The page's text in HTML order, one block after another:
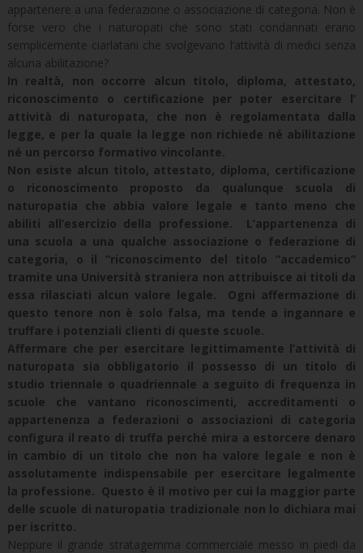
appartenere a una federazione o associazione di categoria. Non è
forse vero che i naturopati che sono stati condannati erano
semplicemente ciarlatani che svolgevano l’attività di medici senza
alcuna abilitazione?
In realtà, non occorre alcun titolo, diploma, attestato,
riconoscimento o certificazione per poter esercitare l’
attività di naturopata, che non è regolamentata dalla
legge, e per la quale la legge non richiede né abilitazione
né un percorso formativo vincolante.
Non esiste alcun titolo, attestato, diploma, certificazione
o riconoscimento proposto da qualunque scuola di
naturopatia che abbia valore legale e tanto meno che
abiliti all’esercizio della professione. L’appartenenza di
una scuola a una qualche associazione o federazione di
categoria, o il “riconoscimento del titolo “accademico”
tramite una Università straniera non attribuisce ai titoli da
essa rilasciati alcun valore legale. Ogni affermazione di
questo tenore non è solo falsa, ma tende a ingannare e
truffare i potenziali clienti di queste scuole.
Affermare che per esercitare legittimamente l’attività di
naturopata sia obbligatorio il possesso di un titolo di
studio triennale o quadriennale a seguito di frequenza in
scuole che vantano riconoscimenti, accreditamenti o
appartenenza a federazioni o associazioni di categoria
configura il reato di truffa perché mira a estorcere denaro
in cambio di un titolo che non ha valore legale e non è
assolutamente indispensabile per esercitare legalmente
la professione. Questo è il motivo per cui la maggior parte
delle scuole di naturopatia tradizionale non lo dichiara mai
per iscritto.
Neppure il grande stratagemma commerciale messo in piedi da